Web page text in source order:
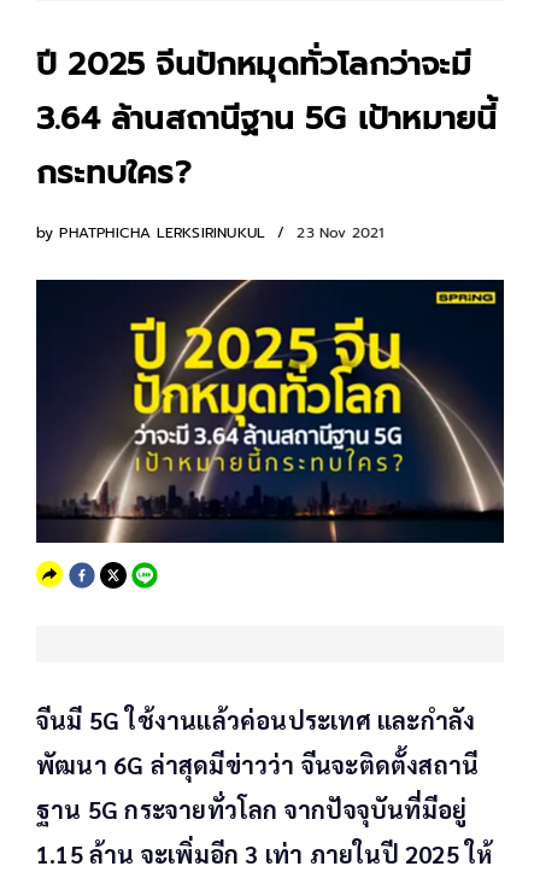
ปี 2025 จีนปักหมุดทั่วโลกว่าจะมี
3.64 ล้านสถานีฐาน 5G เป้าหมายนี้
กระทบใคร?
by PHATPHICHA LERKSIRINUKUL 23 Nov 2021
จีนมี 5G ใช้งานแล้วค่อนประเทศ และกำลัง
พัฒนา 6G ล่าสุดมีข่าวว่า จีนจะติดตั้งสถานี
ฐาน 5G กระจายทั่วโลก จากปัจจุบันที่มีอยู่
1.15 ล้าน จะเพิ่มอีก 3 เท่า ภายในปี 2025 ให้